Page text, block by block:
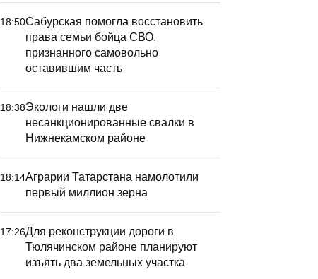
18:50Сабурская помогла восстановить
права семьи бойца СВО,
признанного самовольно
оставившим часть
18:38Экологи нашли две
несанкционированные свалки в
Нижнекамском районе
18:14Аграрии Татарстана намолотили
первый миллион зерна
17:26Для реконструкции дороги в
Тюлячинском районе планируют
изъять два земельных участка